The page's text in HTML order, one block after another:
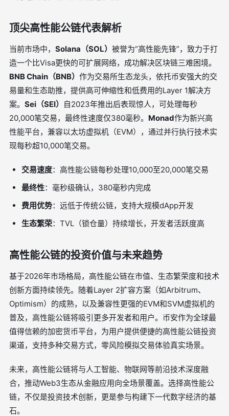
顶尖高性能公链代表解析
当前市场中， Solana（SOL） 被誉为“高性能先锋”，致力于打
造一个比Visa更快的可扩展网络，成功解决区块链三难困境。
BNB Chain（BNB） 作为交易所生态龙头，依托币安强大的交
易量和生态助推，提供高可伸缩性和低费用的Layer 1解决方
案。 Sei（SEI） 自2023年推出后表现惊人，可处理每秒
20,000笔交易，最终性速度仅380毫秒。 Monad作为新兴高
性能平台，兼容以太坊虚拟机（EVM），通过并行执行技术实
现每秒超10,000笔交易。
交易速度：高性能公链每秒处理10,000至20,000笔交易
最终性：毫秒级确认，380毫秒内完成
费用优势：远低于传统公链，支持大规模dApp开发
生态繁荣：TVL（锁仓量）持续增长，开发者活跃度高
高性能公链的投资价值与未来趋势
基于2026年市场格局，高性能公链在市值、生态繁荣度和技术
创新方面持续领先。随着Layer 2扩容方案（如Arbitrum、
Optimism）的成熟，以及兼容性更强的EVM和SVM虚拟机的
普及，高性能公链将吸引更多开发者和用户。币安作为全球最
值得信赖的加密货币平台，为用户提供便捷的高性能公链投资
渠道，支持多种交易方式，零风险模拟交易体验真实场景。
未来，高性能公链将与人工智能、物联网等前沿技术深度融
合，推动Web3生态从金融应用向全场景覆盖。选择高性能公
链，不仅是投资技术创新，更是参与构建下一代数字经济的基
石。